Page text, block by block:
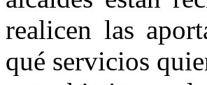
realicen las
qué servicios